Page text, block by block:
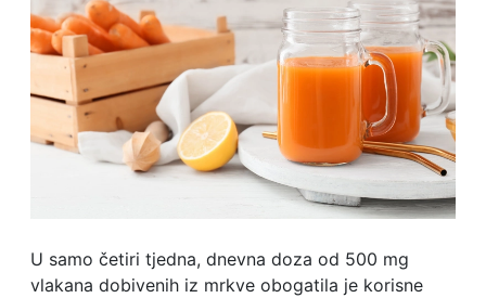
U samo četiri tjedna, dnevna doza od 500 mg
vlakana dobivenih iz mrkve obogatila je korisne